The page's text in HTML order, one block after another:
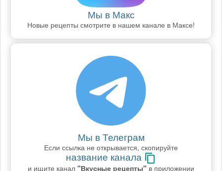
Мы в Макс
Новые рецепты смотрите в нашем канале в Максе!
Мы в Телеграм
Если ссылка не открывается, скопируйте
название канала
и ищите канал "Вкусные рецепты" в приложении